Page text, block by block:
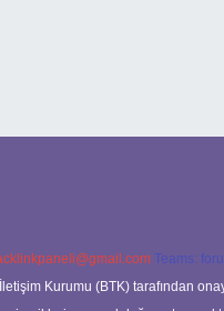
Teams:
Kurumu (BTK) tarafından